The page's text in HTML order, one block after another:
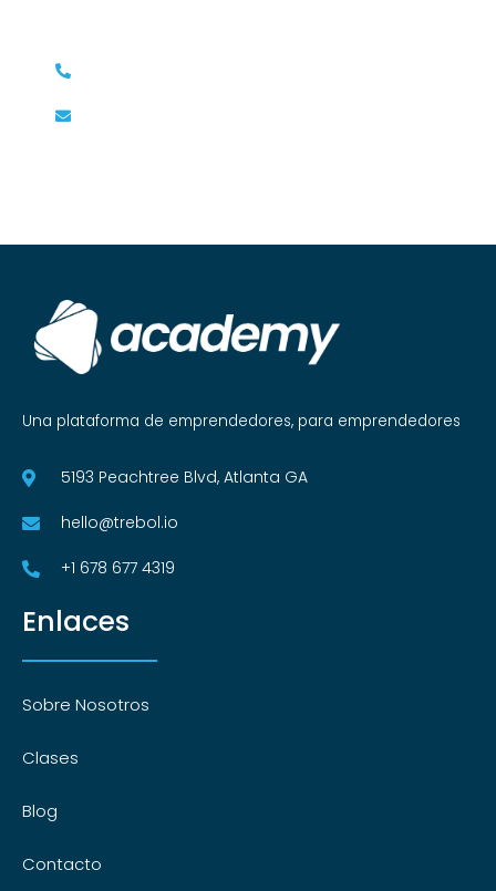
Una plataforma de emprendedores, para emprendedores
5193 Peachtree Blvd, Atlanta GA
hello@trebol.io
+1 678 677 4319
Enlaces
Sobre Nosotros
Clases
Blog
Contacto